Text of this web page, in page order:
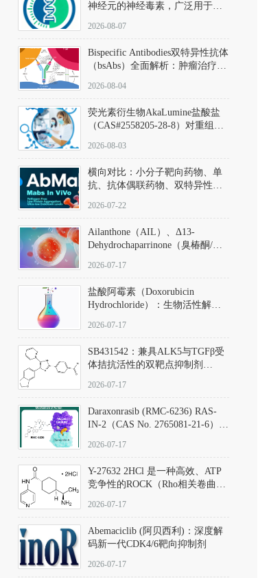
神经元的神经毒素，广泛用于构
以盐酸盐形式存在，可触发线粒
体介导的神经元凋亡。其经典应
用即为选择性损毁中脑黑质致密
部多巴胺能神经元，从而可靠模
拟帕金森病的核心病理与行为表
2026-08-07
Bispecific Antibodies双特异性抗体
（bsAbs）全面解析：肿瘤治疗的
2026-08-04
荧光素衍生物AkaLumine盐酸盐
（CAS#2558205-28-8）对重组萤
数（Km）为2.06 μM；其近红外
发光特性赋予优异的组织穿透能
力，大幅增强成像信噪比，从而
实现活体动物模型中极低给药剂
量下的高灵敏度、非侵入式生物
2026-08-03
横向对比：小分子靶向药物、单
抗、抗体偶联药物、双特异性抗
及应用瓶颈
2026-07-22
Ailanthone（AIL）、Δ13-
Dehydrochaparrinone（臭椿酮/臭
DKM货号 D806885
2026-07-17
盐酸阿霉素（Doxorubicin
Hydrochloride）：生物活性解
范
2026-07-17
SB431542：兼具ALK5与TGFβ受
体拮抗活性的双靶点抑制剂
D801067）
2026-07-17
Daraxonrasib (RMC-6236) RAS-
IN-2（CAS No. 2765081-21-6）：
向KRAS/NRAS/HRAS的广谱RAS
2026-07-17
Y-27632 2HCl 是一种高效、ATP
竞争性的ROCK（Rho相关卷曲螺
同等抑制ROCK1与ROCK2；其通
过精准嵌入激酶的ATP结合位点
发挥抑制作用，对ROCK1和
ROCK2的解离常数（Ki）分别为
140 nM和300 nM；在众多丝氨酸/
2026-07-17
Abemaciclib (阿贝西利)：深度解
码新一代CDK4/6靶向抑制剂
2026-07-17